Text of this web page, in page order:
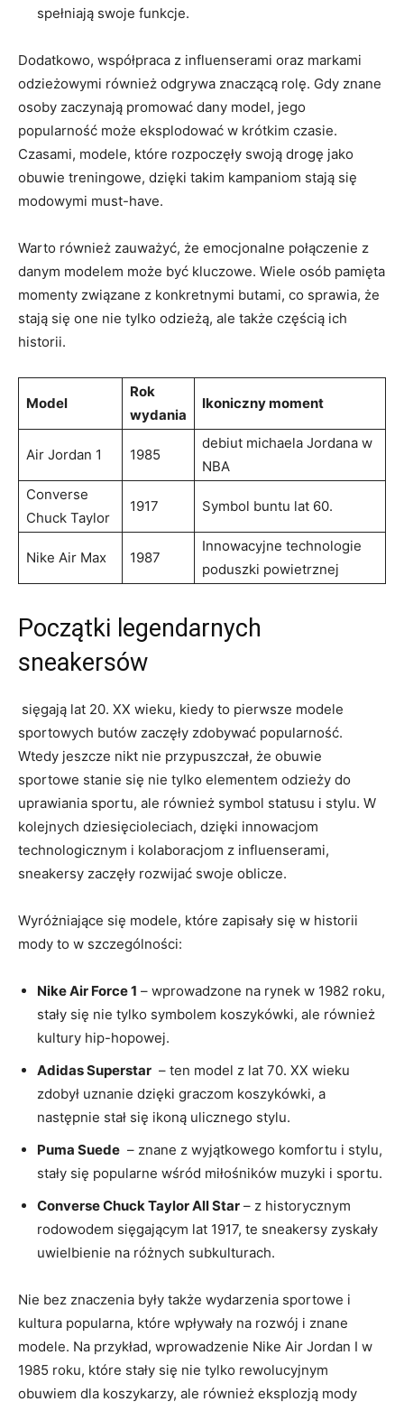
⁢spełniają swoje ‌funkcje.
Dodatkowo, ⁢współpraca z influenserami‍ oraz ⁤markami
⁣odzieżowymi⁢ również​ odgrywa znaczącą rolę. Gdy znane
osoby zaczynają⁢ promować dany model, jego⁤
popularność ⁤może eksplodować⁣ w krótkim czasie.
Czasami, modele, które rozpoczęły⁤ swoją drogę jako⁢
obuwie treningowe, dzięki takim ⁣kampaniom stają się
modowymi must-have.
Warto również zauważyć, że emocjonalne połączenie ‍z⁤
danym modelem ⁣może ⁣być kluczowe. Wiele osób pamięta
momenty⁢ związane z konkretnymi butami, co sprawia, że‍
stają się ​one ⁤nie tylko odzieżą, ⁣ale także częścią ich
historii.
Model
Rok
wydania
Ikoniczny moment
Air Jordan 1 1985
debiut ⁢michaela‌ Jordana ⁢w
NBA
Converse
Chuck‌ Taylor
1917 Symbol buntu lat⁣ 60.
Nike ⁣Air ‌Max 1987
Innowacyjne technologie
poduszki ⁣powietrznej
Początki legendarnych
sneakersów
⁢ sięgają lat 20. XX ⁣wieku, kiedy to pierwsze modele
⁣sportowych butów zaczęły zdobywać popularność.​
Wtedy jeszcze nikt nie ‍przypuszczał, że‍ obuwie
sportowe ​stanie się nie tylko elementem odzieży do
uprawiania sportu,‍ ale ⁢również symbol statusu i stylu. W
‌kolejnych dziesięcioleciach, ​dzięki innowacjom
technologicznym i⁣ kolaboracjom z influenserami,
sneakersy zaczęły ​rozwijać swoje oblicze.
Wyróżniające się ​modele,⁢ które zapisały się w ‌historii
mody‌ to w​ szczególności:
Nike Air Force⁤ 1 – wprowadzone na⁢ rynek w ​1982 roku,
stały​ się nie tylko​ symbolem​ koszykówki, ale również
⁣kultury hip-hopowej.
Adidas Superstar ⁤ – ten‌ model z ⁢lat‍ 70.⁤ XX ‍wieku
zdobył uznanie dzięki ‍graczom koszykówki, a
⁢następnie‌ stał się ikoną ulicznego stylu.
Puma Suede ⁤ – znane ⁤z wyjątkowego‍ komfortu i ‌stylu,
stały⁢ się popularne wśród miłośników muzyki ⁢i sportu.
Converse Chuck⁢ Taylor All⁤ Star – z ⁢historycznym‍
rodowodem⁣ sięgającym lat 1917, te ⁤sneakersy zyskały
uwielbienie ⁣na różnych ⁤subkulturach.
Nie bez znaczenia były⁣ także⁢ wydarzenia sportowe i
kultura popularna, które wpływały na ‍rozwój i znane⁣
modele. Na przykład, wprowadzenie Nike Air ‌Jordan‌ I w
‌1985 roku, które⁤ stały się ‌nie tylko rewolucyjnym
obuwiem dla‌ koszykarzy, ale również eksplozją mody